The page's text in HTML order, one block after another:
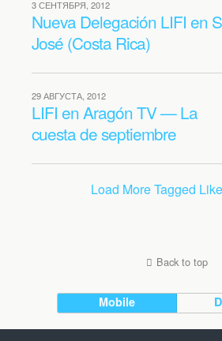
3 СЕНТЯБРЯ, 2012
Nueva Delegación LIFI en
José (Costa Rica)
29 АВГУСТА, 2012
LIFI en Aragón TV — La
cuesta de septiembre
Load More Tagged
Back to top
Mobile